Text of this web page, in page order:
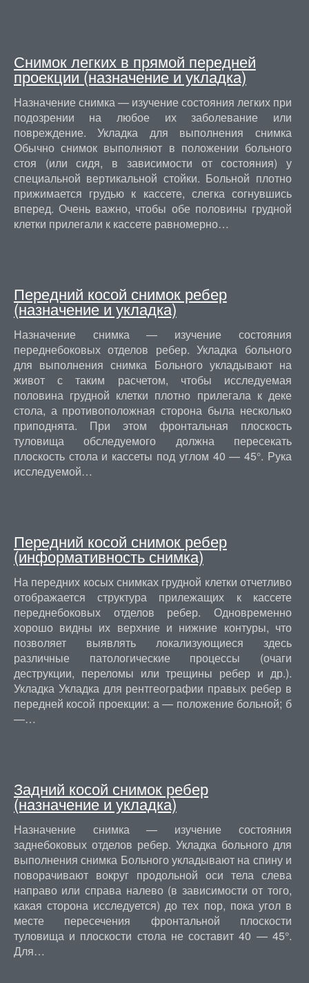
Снимок легких в прямой передней
проекции (назначение и укладка)
Назначение снимка — изучение состояния легких при
подозрении на любое их заболевание или
повреждение. Укладка для выполнения снимка
Обычно снимок выполняют в положении больного
стоя (или сидя, в зависимости от состояния) у
специальной вертикальной стойки. Больной плотно
прижимается грудью к кассете, слегка согнувшись
вперед. Очень важно, чтобы обе половины грудной
клетки прилегали к кассете равномерно…
Передний косой снимок ребер
(назначение и укладка)
Назначение снимка — изучение состояния
переднебоковых отделов ребер. Укладка больного
для выполнения снимка Больного укладывают на
живот с таким расчетом, чтобы исследуемая
половина грудной клетки плотно прилегала к деке
стола, а противоположная сторона была несколько
приподнята. При этом фронтальная плоскость
туловища обследуемого должна пересекать
плоскость стола и кассеты под углом 40 — 45°. Рука
исследуемой…
Передний косой снимок ребер
(информативность снимка)
На передних косых снимках грудной клетки отчетливо
отображается структура прилежащих к кассете
переднебоковых отделов ребер. Одновременно
хорошо видны их верхние и нижние контуры, что
позволяет выявлять локализующиеся здесь
различные патологические процессы (очаги
деструкции, переломы или трещины ребер и др.).
Укладка Укладка для рентгеографии правых ребер в
передней косой проекции: а — положение больной; б
—…
Задний косой снимок ребер
(назначение и укладка)
Назначение снимка — изучение состояния
заднебоковых отделов ребер. Укладка больного для
выполнения снимка Больного укладывают на спину и
поворачивают вокруг продольной оси тела слева
направо или справа налево (в зависимости от того,
какая сторона исследуется) до тех пор, пока угол в
месте пересечения фронтальной плоскости
туловища и плоскости стола не составит 40 — 45°.
Для…